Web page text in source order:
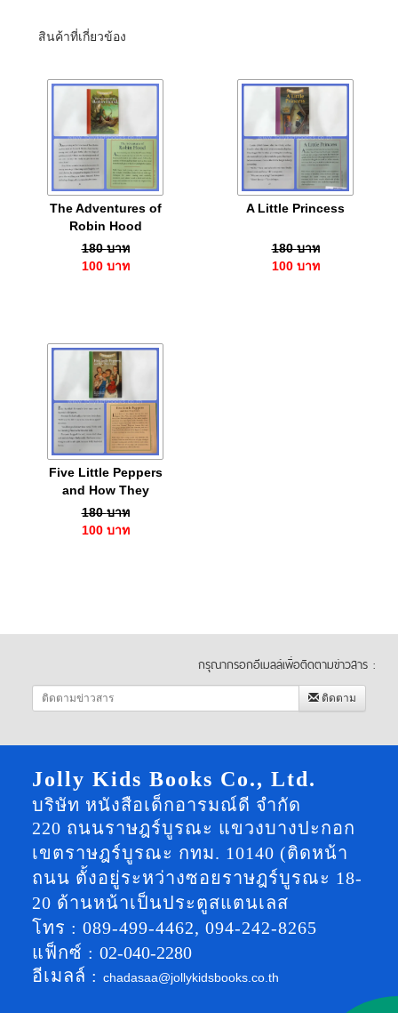
สินค้าที่เกี่ยวข้อง
The Adventures of
Robin Hood
180บาท
100 บาท
A Little Princess
180บาท
100 บาท
Five Little Peppers
and How They
Grew
180บาท
100 บาท
กรุณากรอกอีเมลล์เพื่อติดตามข่าวสาร :
ติดตาม
Jolly Kids Books Co., Ltd.
บริษัท หนังสือเด็กอารมณ์ดี จำกัด
220 ถนนราษฎร์บูรณะ แขวงบางปะกอก
เขตราษฎร์บูรณะ กทม. 10140 (ติดหน้า
ถนน ตั้งอยู่ระหว่างซอยราษฎร์บูรณะ 18-
20 ด้านหน้าเป็นประตูสแตนเลส
โทร : 089-499-4462, 094-242-8265
แฟ็กซ์ : 02-040-2280
อีเมลล์ : chadasaa@jollykidsbooks.co.th